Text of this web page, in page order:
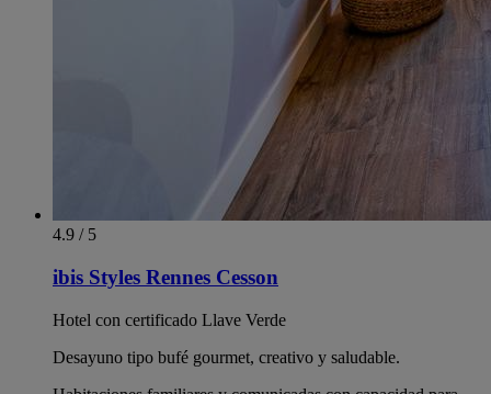
4.9 / 5
ibis Styles Rennes Cesson
Hotel con certificado Llave Verde
Desayuno tipo bufé gourmet, creativo y saludable.